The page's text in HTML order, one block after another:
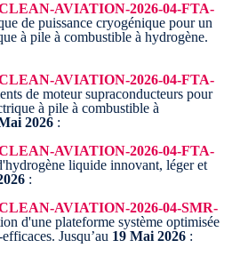
AVIATION-2026-04-FTA-
de puissance cryogénique pour un
à pile à combustible à hydrogène.
AVIATION-2026-04-FTA-
de moteur supraconducteurs pour
à pile à combustible à
2026 :
AVIATION-2026-04-FTA-
liquide innovant, léger et
:
AVIATION-2026-04-SMR-
d'une plateforme système optimisée
Jusqu’au 19 Mai 2026 :